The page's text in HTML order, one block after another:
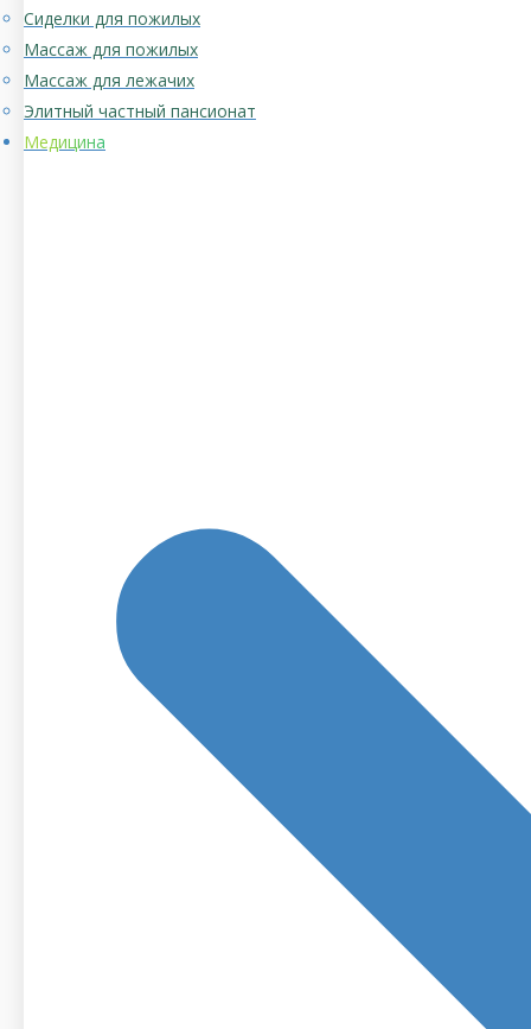
Сиделки для пожилых
Массаж для пожилых
Массаж для лежачих
Элитный частный пансионат
Медицина